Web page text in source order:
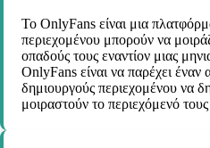
Το OnlyFans είναι μια
περιεχομένου μπορούν να
οπαδούς τους εναντίον μιας
OnlyFans είναι να παρέχει
δημιουργούς περιεχομένου να
μοιραστούν το περιεχόμενό